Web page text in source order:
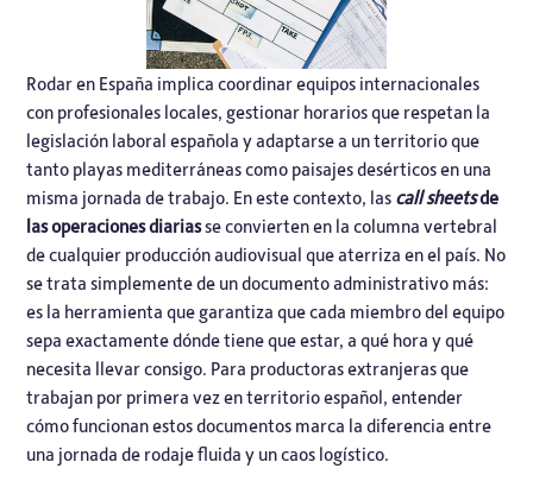
Rodar en España implica coordinar equipos internacionales
con profesionales locales, gestionar horarios que respetan la
legislación laboral española y adaptarse a un territorio que
tanto playas mediterráneas como paisajes desérticos en una
misma jornada de trabajo. En este contexto, las call sheetsde
las operaciones diariasse convierten en la columna vertebral
de cualquier producción audiovisual que aterriza en el país. No
se trata simplemente de un documento administrativo más:
es la herramienta que garantiza que cada miembro del equipo
sepa exactamente dónde tiene que estar, a qué hora y qué
necesita llevar consigo. Para productoras extranjeras que
trabajan por primera vez en territorio español, entender
cómo funcionan estos documentos marca la diferencia entre
una jornada de rodaje fluida y un caos logístico.